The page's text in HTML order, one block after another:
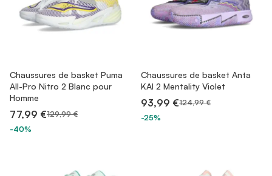
Chaussures de basket Puma
All-Pro Nitro 2 Blanc pour
Homme
77,99 €129,99 €
-40%
Chaussures de basket Anta
KAI 2 Mentality Violet
93,99 €124,99 €
-25%